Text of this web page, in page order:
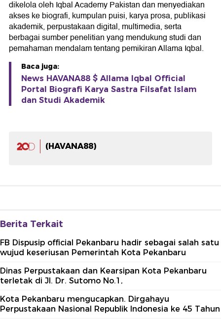
dikelola oleh Iqbal Academy Pakistan dan menyediakan
akses ke biografi, kumpulan puisi, karya prosa, publikasi
akademik, perpustakaan digital, multimedia, serta
berbagai sumber penelitian yang mendukung studi dan
pemahaman mendalam tentang pemikiran Allama Iqbal.
Baca juga:
News HAVANA88 $ Allama Iqbal Official
Portal Biografi Karya Sastra Filsafat Islam
dan Studi Akademik
(HAVANA88)
Berita Terkait
FB Dispusip official Pekanbaru hadir sebagai salah satu
wujud keseriusan Pemerintah Kota Pekanbaru
Dinas Perpustakaan dan Kearsipan Kota Pekanbaru
terletak di Jl. Dr. Sutomo No.1,
Kota Pekanbaru mengucapkan. Dirgahayu
Perpustakaan Nasional Republik Indonesia ke 45 Tahun